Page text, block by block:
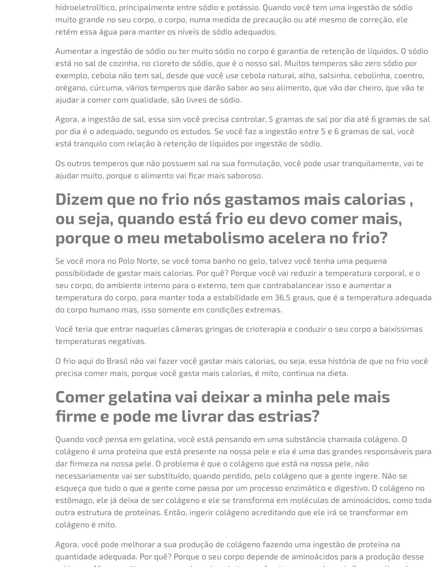
hidroeletrolítico, principalmente entre sódio e potássio. Quando você tem uma ingestão de sódio
muito grande no seu corpo, o corpo, numa medida de precaução ou até mesmo de correção, ele
retém essa água para manter os níveis de sódio adequados.
Aumentar a ingestão de sódio ou ter muito sódio no corpo é garantia de retenção de líquidos. O sódio
está no sal de cozinha, no cloreto de sódio, que é o nosso sal. Muitos temperos são zero sódio por
exemplo, cebola não tem sal, desde que você use cebola natural, alho, salsinha, cebolinha, coentro,
orégano, cúrcuma, vários temperos que darão sabor ao seu alimento, que vão dar cheiro, que vão te
ajudar a comer com qualidade, são livres de sódio.
Agora, a ingestão de sal, essa sim você precisa controlar, 5 gramas de sal por dia até 6 gramas de sal
por dia é o adequado, segundo os estudos. Se você faz a ingestão entre 5 e 6 gramas de sal, você
está tranquilo com relação à retenção de líquidos por ingestão de sódio.
Os outros temperos que não possuem sal na sua formulação, você pode usar tranquilamente, vai te
ajudar muito, porque o alimento vai ficar mais saboroso.
Dizem que no frio nós gastamos mais calorias ,
ou seja, quando está frio eu devo comer mais,
porque o meu metabolismo acelera no frio?
Se você mora no Polo Norte, se você toma banho no gelo, talvez você tenha uma pequena
possibilidade de gastar mais calorias. Por quê? Porque você vai reduzir a temperatura corporal, e o
seu corpo, do ambiente interno para o externo, tem que contrabalancear isso e aumentar a
temperatura do corpo, para manter toda a estabilidade em 36,5 graus, que é a temperatura adequada
do corpo humano mas, isso somente em condições extremas.
Você teria que entrar naquelas câmeras gringas de crioterapia e conduzir o seu corpo a baixíssimas
temperaturas negativas.
O frio aqui do Brasil não vai fazer você gastar mais calorias, ou seja, essa história de que no frio você
precisa comer mais, porque você gasta mais calorias, é mito, continua na dieta.
Comer gelatina vai deixar a minha pele mais
firme e pode me livrar das estrias?
Quando você pensa em gelatina, você está pensando em uma substância chamada colágeno. O
colágeno é uma proteína que está presente na nossa pele e ela é uma das grandes responsáveis para
dar firmeza na nossa pele. O problema é que o colágeno que está na nossa pele, não
necessariamente vai ser substituído, quando perdido, pelo colágeno que a gente ingere. Não se
esqueça que tudo o que a gente come passa por um processo enzimático e digestivo. O colágeno no
estômago, ele já deixa de ser colágeno e ele se transforma em moléculas de aminoácidos, como toda
outra estrutura de proteínas. Então, ingerir colágeno acreditando que ele irá se transformar em
colágeno é mito.
Agora, você pode melhorar a sua produção de colágeno fazendo uma ingestão de proteína na
quantidade adequada. Por quê? Porque o seu corpo depende de aminoácidos para a produção desse